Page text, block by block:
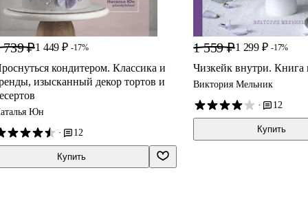
739 ₽1 449 ₽ -17%
кондитером. Классика и
изысканный декор тортов и
Юн
·
12
Купить
1 559 ₽1 299 ₽ -17%
Чизкейк внутри. Книга
Виктория Мельник
·
12
Купить